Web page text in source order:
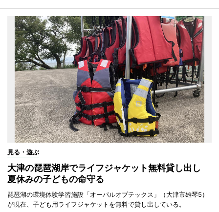
見る・遊ぶ
大津の琵琶湖岸でライフジャケット無料貸し出し
夏休みの子どもの命守る
琵琶湖の環境体験学習施設「オーパルオプテックス」（大津市雄琴5）
が現在、子ども用ライフジャケットを無料で貸し出している。